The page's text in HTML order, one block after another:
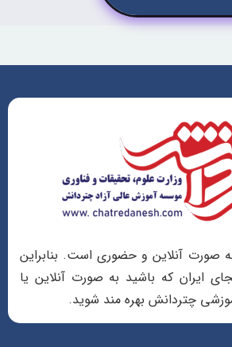
صورت آنلاین و حضوری است. بنابراین
ایران که باشید به صورت آنلاین یا
چتردانش بهره مند شوید.